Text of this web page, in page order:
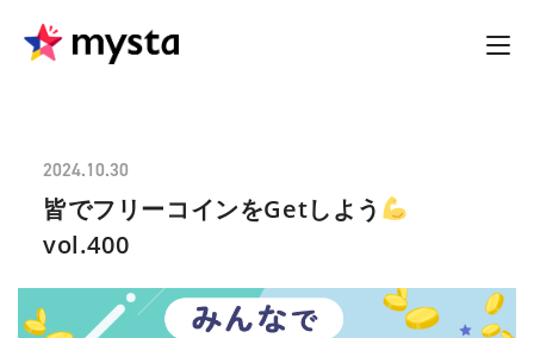
2024.10.30
皆でフリーコインをGetしよう
vol.400